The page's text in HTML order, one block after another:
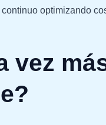
optimizando
vez